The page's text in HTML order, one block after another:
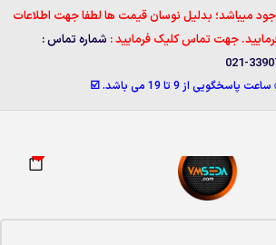
میباشد؛ بدلیل نوسان قیمت ها لطفا جهت اطلاعات
جهت تماس کلیک فرمایید : شماره تماس :
پاسخگویی از 9 تا 19 می باشد. ☑️
0